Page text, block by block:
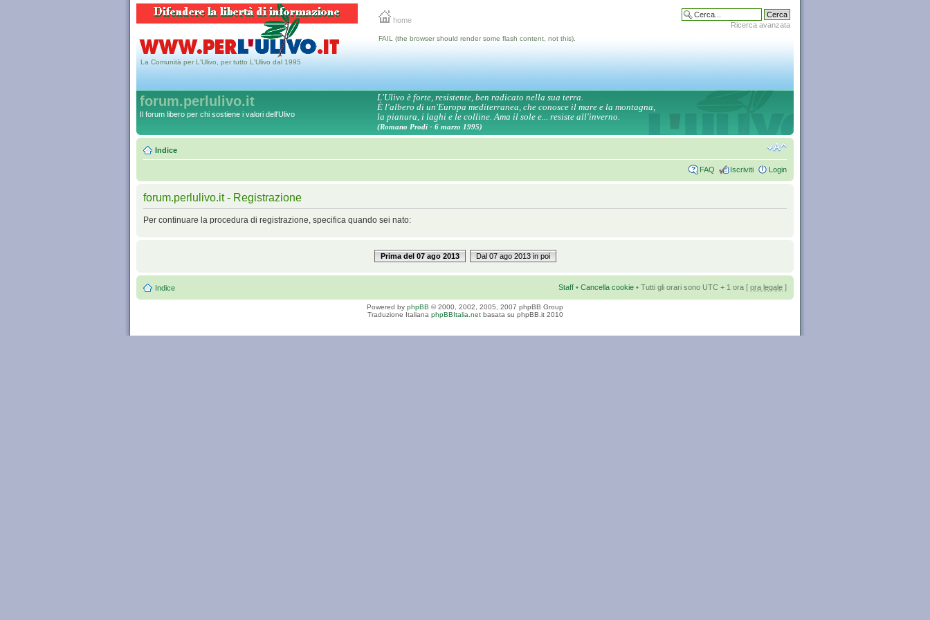
home
Ricerca avanzata
La Comunità per L'Ulivo, per tutto L'Ulivo dal 1995
FAIL (the browser should render some flash content, not this).
forum.perlulivo.it
Il forum libero per chi sostiene i valori dell'Ulivo
L'Ulivo è forte, resistente, ben radicato nella sua terra.
È l'albero di un'Europa mediterranea, che conosce il mare e la montagna,
la pianura, i laghi e le colline. Ama il sole e... resiste all'inverno.
(Romano Prodi - 6 marzo 1995)
Indice
FAQ Iscriviti Login
forum.perlulivo.it - Registrazione
Per continuare la procedura di registrazione, specifica quando sei nato:
Prima del 07 ago 2013 Dal 07 ago 2013 in poi
Indice Staff • Cancella cookie • Tutti gli orari sono UTC + 1 ora [ ora legale ]
Powered by phpBB © 2000, 2002, 2005, 2007 phpBB Group
Traduzione Italiana phpBBItalia.netbasata su phpBB.it 2010